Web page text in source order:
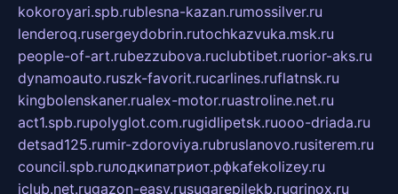
kokoroyari.spb.rublesna-kazan.rumossilver.ru
lenderoq.rusergeydobrin.rutochkazvuka.msk.ru
people-of-art.rubezzubova.ruclubtibet.ruorior-aks.ru
dynamoauto.ruszk-favorit.rucarlines.ruflatnsk.ru
kingbolenskaner.rualex-motor.ruastroline.net.ru
act1.spb.rupolyglot.com.rugidlipetsk.ruooo-driada.ru
detsad125.rumir-zdoroviya.rubruslanovo.rusiterem.ru
council.spb.ruлодкипатриот.рфkafekolizey.ru
iclub.net.rugazon-easy.rusugarepilekb.rugrinox.ru